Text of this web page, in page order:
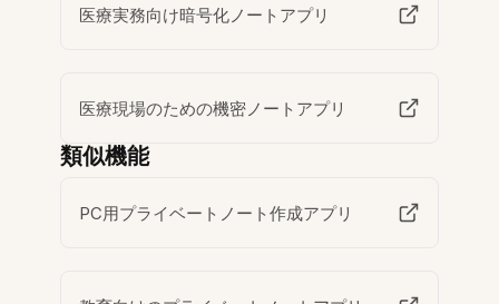
医療実務向け暗号化ノートアプリ
医療現場のための機密ノートアプリ
類似機能
PC用プライベートノート作成アプリ